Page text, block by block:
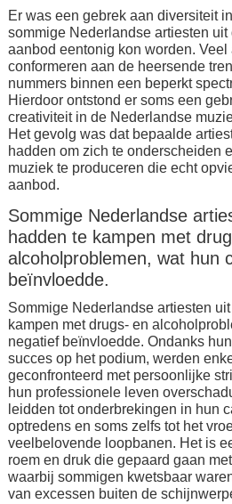
Er was een gebrek aan diversiteit
sommige Nederlandse artiesten
aanbod eentonig kon worden.
conformeren aan de heersende
nummers binnen een beperkt
Hierdoor ontstond er soms een
creativiteit in de Nederlandse
Het gevolg was dat bepaalde
hadden om zich te onderscheiden
muziek te produceren die echt
aanbod.
Sommige Nederlandse
hadden te kampen met
alcoholproblemen, wat hun
beïnvloedde.
Sommige Nederlandse artiesten
kampen met drugs- en
negatief beïnvloedde. Ondanks
succes op het podium, werden
geconfronteerd met persoonlijke
hun professionele leven
leidden tot onderbrekingen in hun
optredens en soms zelfs tot het
veelbelovende loopbanen. Het is
roem en druk die gepaard gaan
waarbij sommigen kwetsbaar
van excessen buiten de